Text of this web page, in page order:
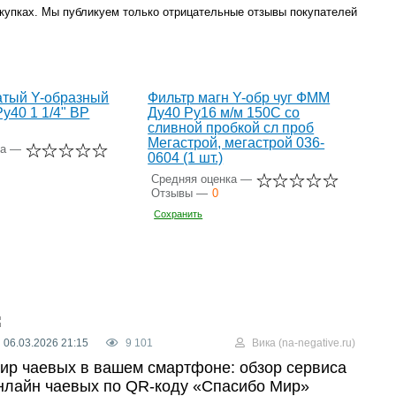
Мы публикуем только отрицательные отзывы покупателей
Y-образный
1 1/4" ВР
—
Фильтр магн Y-обр чуг ФММ
Ду40 Ру16 м/м 150C со
сливной пробкой сл проб
Мегастрой, мегастрой 036-
0604 (1 шт.)
Средняя оценка —
Отзывы — 0
Сохранить
06.03.2026 21:15 9 101 Вика (na-negative.ru)
чаевых в вашем смартфоне: обзор сервиса
чаевых по QR-коду «Спасибо Мир»